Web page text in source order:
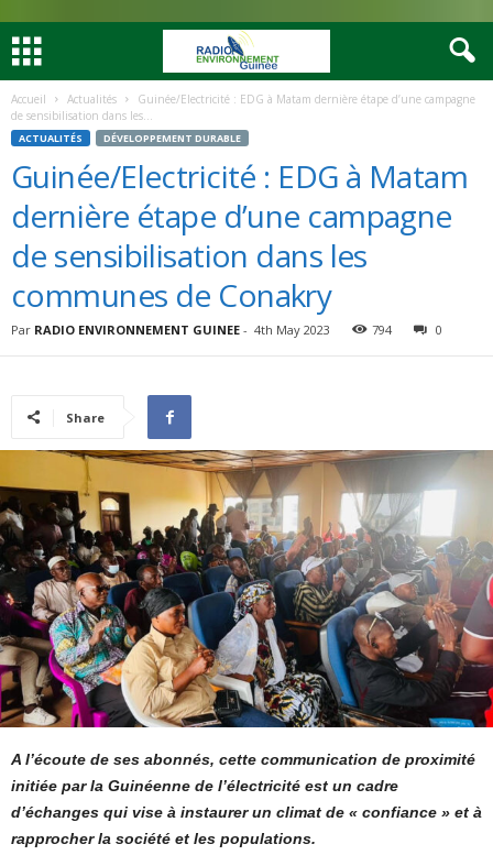
Accueil Actualités
Guinée/Electricité : EDG à Matam dernière étape d’une campagne
de sensibilisation dans les...
ACTUALITÉS DÉVELOPPEMENT DURABLE
Guinée/Electricité : EDG à Matam
dernière étape d’une campagne
de sensibilisation dans les
communes de Conakry
Par RADIO ENVIRONNEMENT GUINEE - 4th May 2023 794 0
Share
A l’écoute de ses abonnés, cette communication de proximité
initiée par la Guinéenne de l’électricité est un cadre
d’échanges qui vise à instaurer un climat de « confiance » et à
rapprocher la société et les populations.